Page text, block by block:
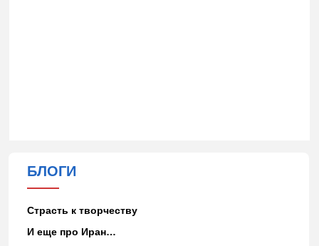
БЛОГИ
Страсть к творчеству
И еще про Иран…